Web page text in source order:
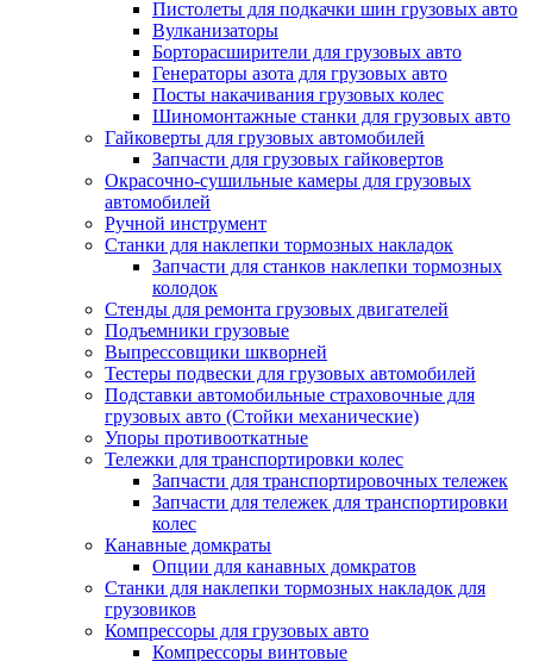
Пистолеты для подкачки шин грузовых авто
Вулканизаторы
Борторасширители для грузовых авто
Генераторы азота для грузовых авто
Посты накачивания грузовых колес
Шиномонтажные станки для грузовых авто
Гайковерты для грузовых автомобилей
Запчасти для грузовых гайковертов
Окрасочно-сушильные камеры для грузовых
автомобилей
Ручной инструмент
Станки для наклепки тормозных накладок
Запчасти для станков наклепки тормозных
колодок
Стенды для ремонта грузовых двигателей
Подъемники грузовые
Выпрессовщики шкворней
Тестеры подвески для грузовых автомобилей
Подставки автомобильные страховочные для
грузовых авто (Стойки механические)
Упоры противооткатные
Тележки для транспортировки колес
Запчасти для транспортировочных тележек
Запчасти для тележек для транспортировки
колес
Канавные домкраты
Опции для канавных домкратов
Станки для наклепки тормозных накладок для
грузовиков
Компрессоры для грузовых авто
Компрессоры винтовые